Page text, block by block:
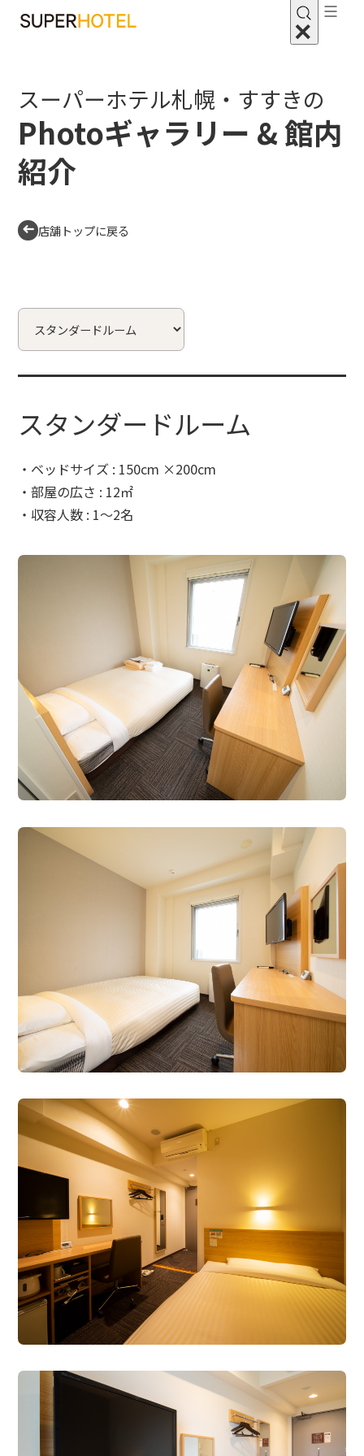
スーパーホテル札幌・すすきの
Photoギャラリー & 館内
紹介
店舗トップに戻る
スタンダードルーム
・ベッドサイズ : 150cm ×200cm
・部屋の広さ : 12㎡
・収容人数 : 1～2名